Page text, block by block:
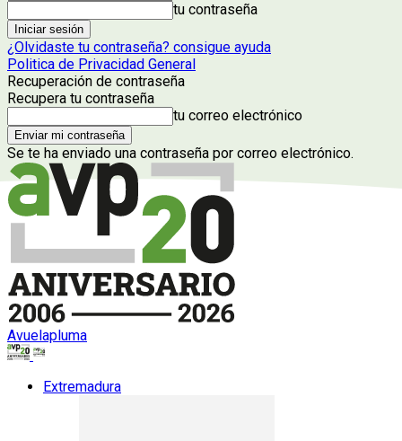
tu contraseña
¿Olvidaste tu contraseña? consigue ayuda
Politica de Privacidad General
Recuperación de contraseña
Recupera tu contraseña
tu correo electrónico
Se te ha enviado una contraseña por correo electrónico.
Avuelapluma
Extremadura